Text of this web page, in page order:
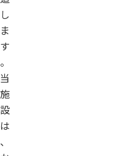
し
ま
す
。
当
施
設
は
、